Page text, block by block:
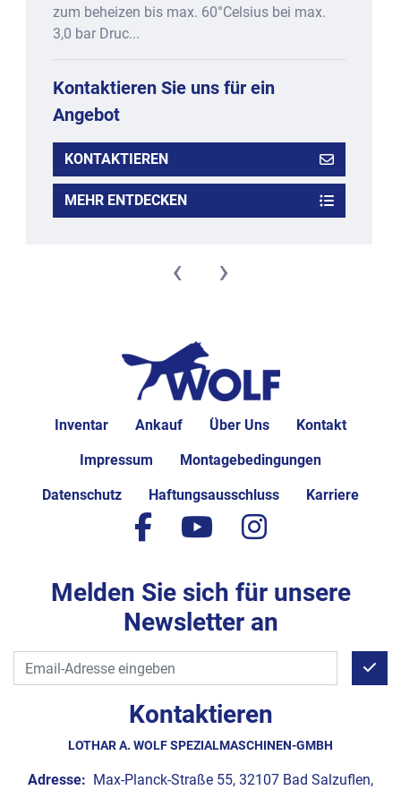
zum beheizen bis max. 60°Celsius bei max.
3,0 bar Druc...
Kontaktieren Sie uns für ein
Angebot
KONTAKTIEREN
MEHR ENTDECKEN
‹ ›
Inventar Ankauf Über Uns Kontakt
Impressum Montagebedingungen
Datenschutz Haftungsausschluss Karriere
Kontaktieren
LOTHAR A. WOLF SPEZIALMASCHINEN-GMBH
Adresse: Max-Planck-Straße 55, 32107 Bad Salzuflen,
facebook
youtubeinstagram
Melden Sie sich für unsere
Newsletter an